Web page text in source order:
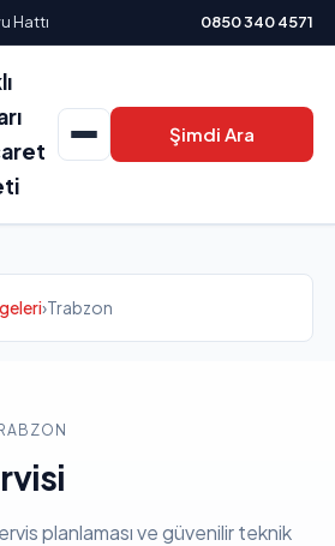
Hattı 0850 340 4571
Şimdi Ara
›Trabzon
planlaması ve güvenilir teknik